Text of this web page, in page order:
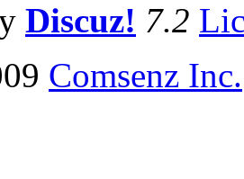
Discuz! 7.2
Comsenz Inc.